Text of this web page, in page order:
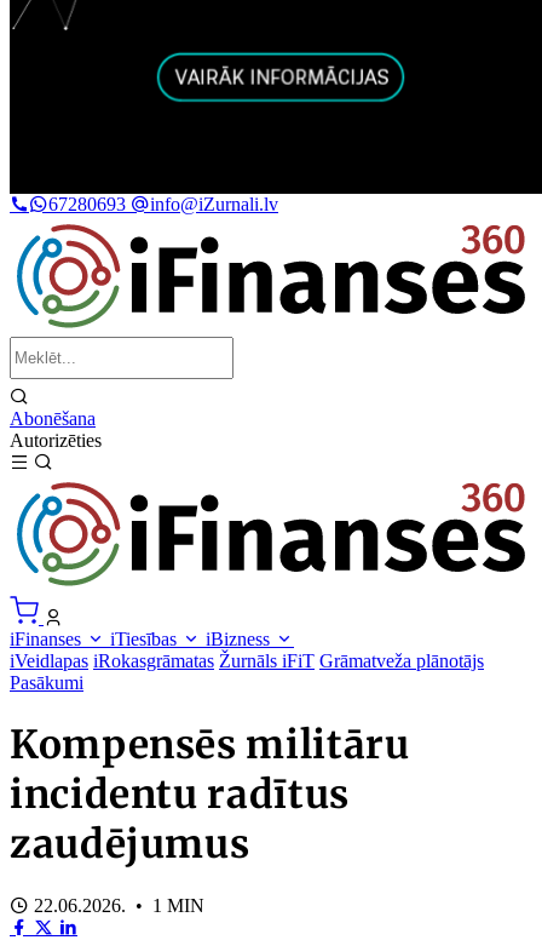
67280693 info@iZurnali.lv
Abonēšana
Autorizēties
iFinanses iTiesības
iBizness
iVeidlapas iRokasgrāmatas Žurnāls iFiT Grāmatveža plānotājs
Pasākumi
Kompensēs militāru
incidentu radītus
zaudējumus
22.06.2026. • 1 MIN